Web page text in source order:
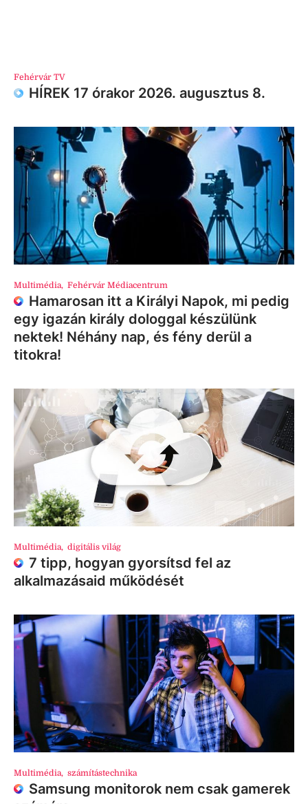
Fehérvár TV
HÍREK 17 órakor 2026. augusztus 8.
Multimédia, Fehérvár Médiacentrum
Hamarosan itt a Királyi Napok, mi pedig
egy igazán király dologgal készülünk
nektek! Néhány nap, és fény derül a
titokra!
Multimédia, digitális világ
7 tipp, hogyan gyorsítsd fel az
alkalmazásaid működését
Multimédia, számítástechnika
Samsung monitorok nem csak gamerek